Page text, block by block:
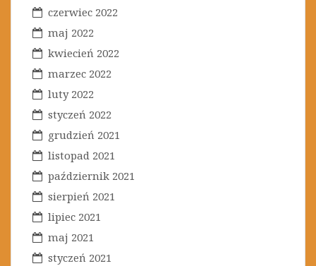
czerwiec 2022
maj 2022
kwiecień 2022
marzec 2022
luty 2022
styczeń 2022
grudzień 2021
listopad 2021
październik 2021
sierpień 2021
lipiec 2021
maj 2021
styczeń 2021